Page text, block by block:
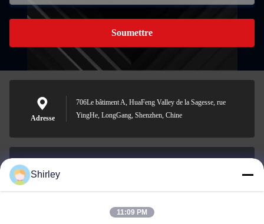
Soumettre
Adresse
706Le bâtiment A, HuaFeng Valley de la Sagesse, rue
YingHe, LongGang, Shenzhen, Chine
Shirley
11:09 PM